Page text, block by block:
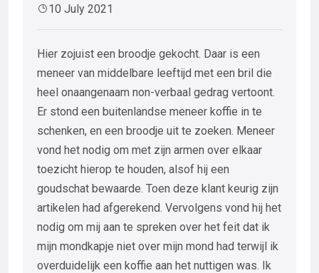
10 July 2021
Hier zojuist een broodje gekocht. Daar is een
meneer van middelbare leeftijd met een bril die
heel onaangenaam non-verbaal gedrag vertoont.
Er stond een buitenlandse meneer koffie in te
schenken, en een broodje uit te zoeken. Meneer
vond het nodig om met zijn armen over elkaar
toezicht hierop te houden, alsof hij een
goudschat bewaarde. Toen deze klant keurig zijn
artikelen had afgerekend. Vervolgens vond hij het
nodig om mij aan te spreken over het feit dat ik
mijn mondkapje niet over mijn mond had terwijl ik
overduidelijk een koffie aan het nuttigen was. Ik